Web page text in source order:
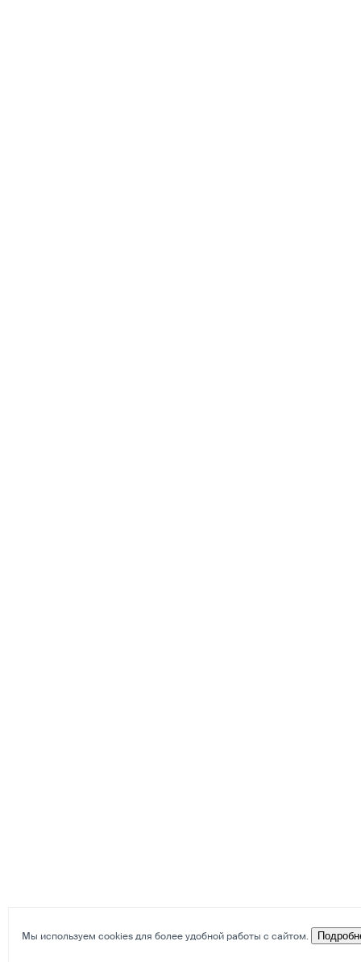
Мы используем cookies для более удобной работы с сайтом.